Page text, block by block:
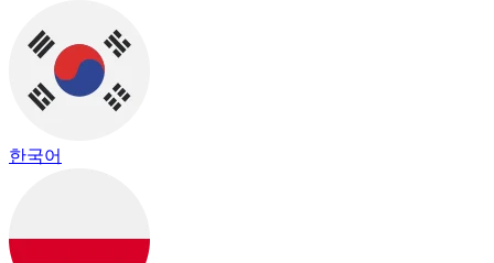
한국어